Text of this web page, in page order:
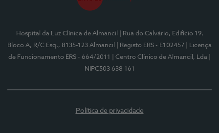
Hospital da Luz Clínica de Almancil
| Rua do Calvário, Edifício 19,
Bloco A, R/C Esq., 8135-123 Almancil
| Registo ERS - E102457
| Licença
de Funcionamento ERS - 664/2011
| Centro Clínico de Almancil, Lda
NIPC503 638 161
Política de privacidade